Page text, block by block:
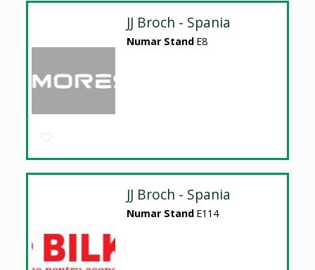
JJ Broch - Spania
Numar Stand E8
JJ Broch - Spania
Numar Stand E114